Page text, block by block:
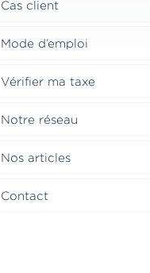
Cas client
Mode d’emploi
Vérifier ma taxe
Notre réseau
Nos articles
Contact